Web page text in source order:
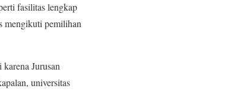
fasilitas lengkap
mengikuti pemilihan
Jurusan
universitas